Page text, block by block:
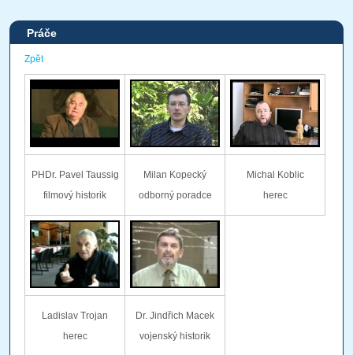
Práče
Zpět
PHDr. Pavel Taussig
filmový historik
Milan Kopecký
odborný poradce
Michal Koblic
herec
Ladislav Trojan
herec
Dr. Jindřich Macek
vojenský historik